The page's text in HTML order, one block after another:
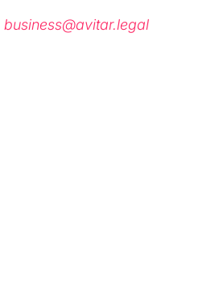
business@avitar.legal